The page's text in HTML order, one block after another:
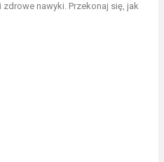
nawyki. Przekonaj się, jak